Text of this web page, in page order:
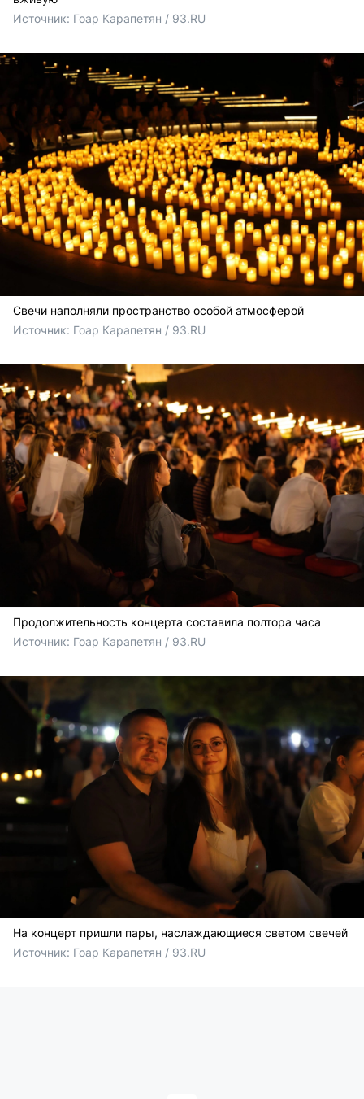
Источник: Гоар Карапетян / 93.RU
Свечи наполняли пространство особой атмосферой
Источник: Гоар Карапетян / 93.RU
Продолжительность концерта составила полтора часа
Источник: Гоар Карапетян / 93.RU
На концерт пришли пары, наслаждающиеся светом свечей
Источник: Гоар Карапетян / 93.RU